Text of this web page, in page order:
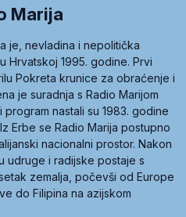
Marija
je, nevladina i nepolitička
Hrvatskoj 1995. godine. Prvi
Pokreta krunice za obraćenje i
je suradnja s Radio Marijom
nastali su 1983. godine
Erbe se Radio Marija postupno
nacionalni prostor. Nakon
udruge i radijske postaje s
zemalja, počevši od Europe
do Filipina na azijskom